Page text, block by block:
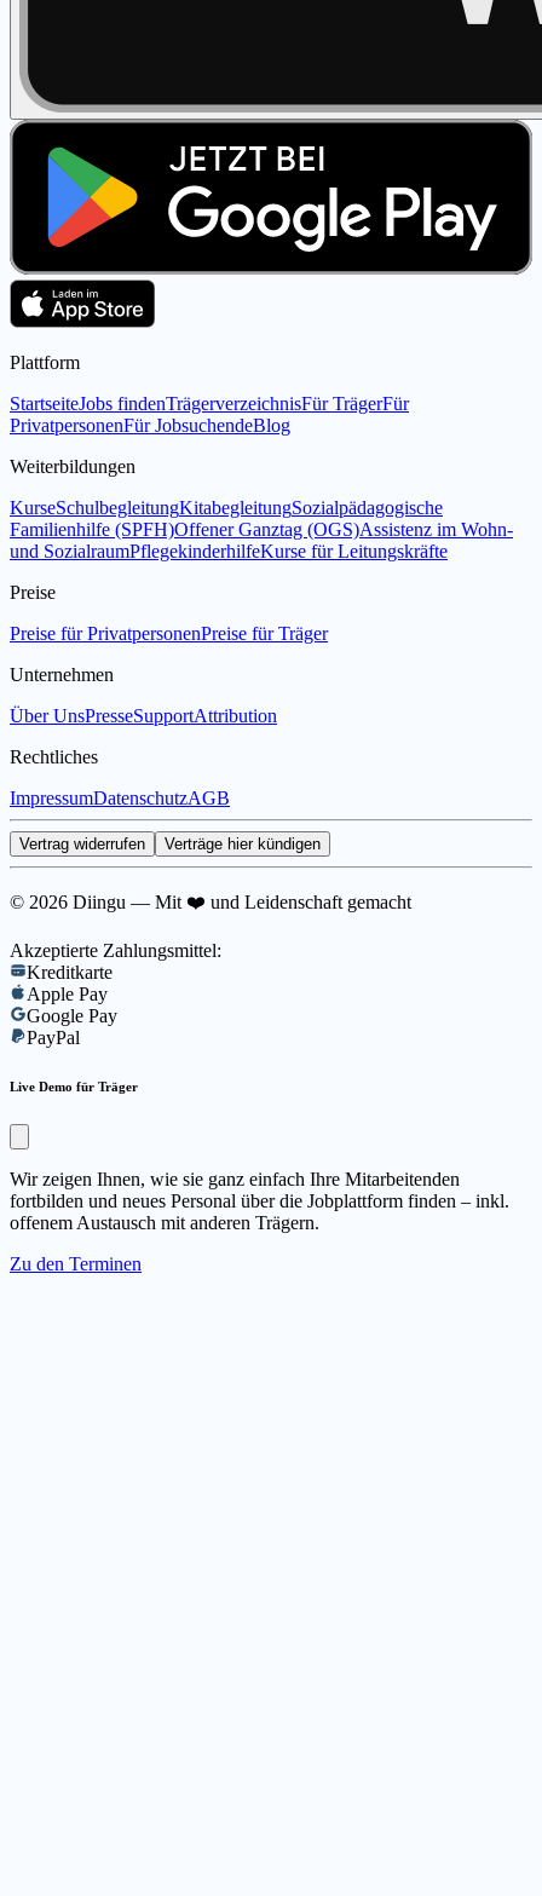
Plattform
StartseiteJobs findenTrägerverzeichnisFür TrägerFür
PrivatpersonenFür JobsuchendeBlog
Weiterbildungen
KurseSchulbegleitungKitabegleitungSozialpädagogische
Familienhilfe (SPFH)Offener Ganztag (OGS)Assistenz im Wohn-
und SozialraumPflegekinderhilfeKurse für Leitungskräfte
Preise
Preise für PrivatpersonenPreise für Träger
Unternehmen
Über UnsPresseSupportAttribution
Rechtliches
ImpressumDatenschutzAGB
Vertrag widerrufen Verträge hier kündigen
© 2026 Diingu — Mit ❤️ und Leidenschaft gemacht
Akzeptierte Zahlungsmittel:
Kreditkarte
Apple Pay
Google Pay
PayPal
Live Demo für Träger
Wir zeigen Ihnen, wie sie ganz einfach Ihre Mitarbeitenden
fortbilden und neues Personal über die Jobplattform finden – inkl.
offenem Austausch mit anderen Trägern.
Zu den Terminen